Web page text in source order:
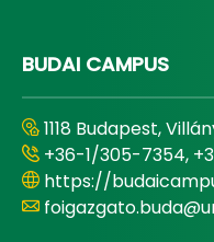
BUDAI CAMPUS
1118 Budapest,
+36-1/305-7354,
https://